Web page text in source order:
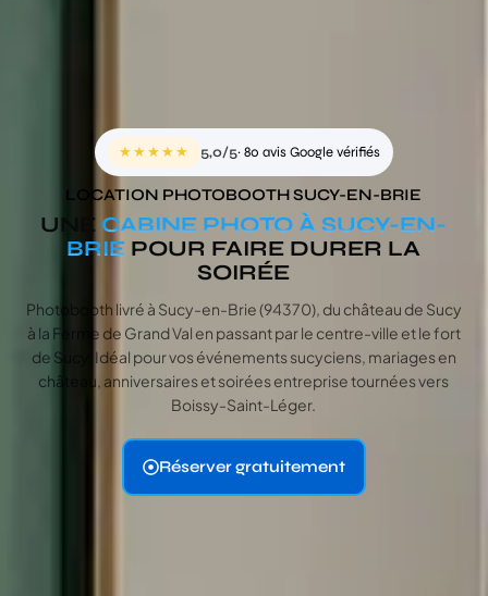
★★★★★ 5,0/5· 80 avis Google vérifiés
LOCATION PHOTOBOOTH SUCY-EN-BRIE
UNE CABINE PHOTO À SUCY-EN-
BRIE POUR FAIRE DURER LA
SOIRÉE
Photobooth livré à Sucy-en-Brie (94370), du château de Sucy
à la Ferme de Grand Val en passant par le centre-ville et le fort
de Sucy. Idéal pour vos événements sucyciens, mariages en
château, anniversaires et soirées entreprise tournées vers
Boissy-Saint-Léger.
Réserver gratuitement